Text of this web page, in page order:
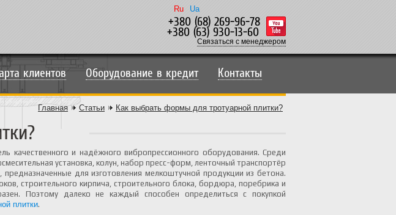
Ru Ua
+380 (68) 269-96-78
+380 (63) 930-13-60
Связаться с менеджером
клиентов Оборудование в кредит Контакты
Главная Статьи Как выбрать формы для тротуарной плитки?
качественного и надёжного вибропрессионного оборудования. Среди
установка, колун, набор пресс-форм, ленточный транспортёр
для изготовления мелкоштучной продукции из бетона.
строительного кирпича, строительного блока, бордюра, поребрика и
Поэтому далеко не каждый способен определиться с покупкой
плитки.